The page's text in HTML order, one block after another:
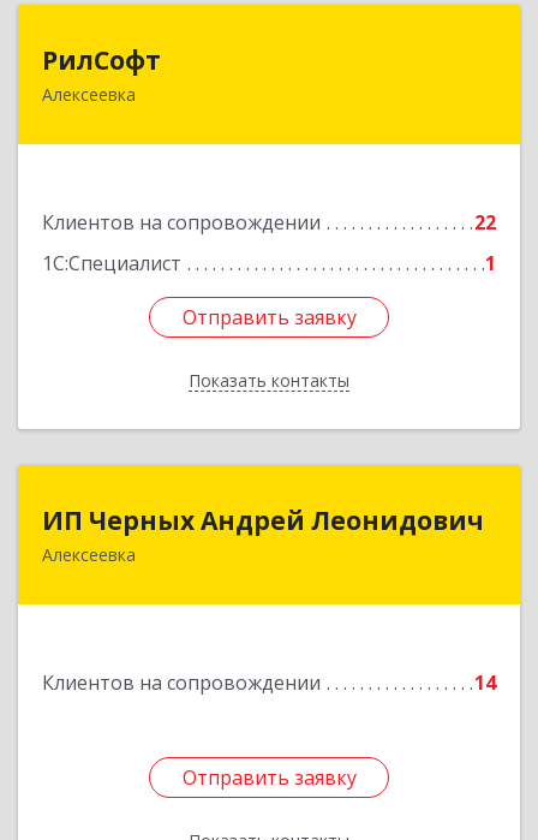
РилСофт
Алексеевка
Клиентов на сопровождении
22
1С:Специалист
1
Отправить заявку
Показать контакты
309850, Белгородская обл, Алексеевский р-н,
Отправить заявку
Назад
ИП Черных Андрей Леонидович
Алексеевка
Клиентов на сопровождении 14
Отправить заявку
ИП Черных Андрей Леонидович
309850, Белгородская обл, Алексеевский р-н,
Отправить заявку